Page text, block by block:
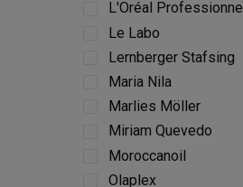
L'Oréal Professionnel
Le Labo
Lernberger Stafsing
Maria Nila
Marlies Möller
Miriam Quevedo
Moroccanoil
Olaplex